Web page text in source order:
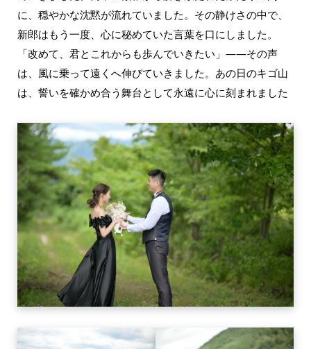
に、穏やかな沈黙が流れていました。その静けさの中で、
新郎はもう一度、心に秘めていた言葉を口にしました。
「改めて、君とこれからも歩んでいきたい」――その声
は、風に乗って遠くへ伸びていきました。あの日のキゴ山
は、誓いを確かめ合う舞台として永遠に心に刻まれました